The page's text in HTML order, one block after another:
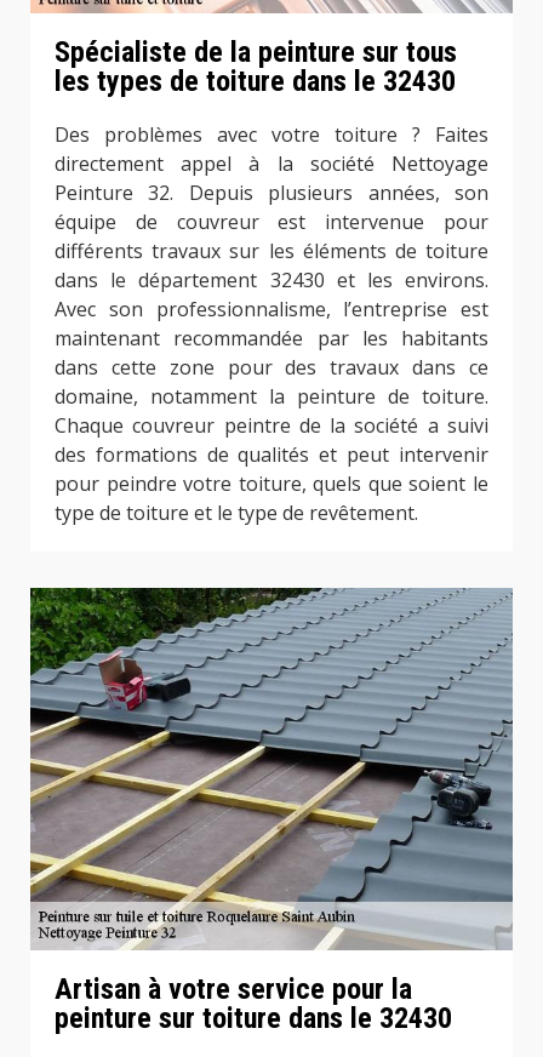
Spécialiste de la peinture sur tous
les types de toiture dans le 32430
Des problèmes avec votre toiture ? Faites
directement appel à la société Nettoyage
Peinture 32. Depuis plusieurs années, son
équipe de couvreur est intervenue pour
différents travaux sur les éléments de toiture
dans le département 32430 et les environs.
Avec son professionnalisme, l’entreprise est
maintenant recommandée par les habitants
dans cette zone pour des travaux dans ce
domaine, notamment la peinture de toiture.
Chaque couvreur peintre de la société a suivi
des formations de qualités et peut intervenir
pour peindre votre toiture, quels que soient le
type de toiture et le type de revêtement.
Artisan à votre service pour la
peinture sur toiture dans le 32430